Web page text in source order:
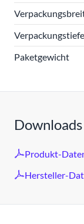
Verpackungstiefe
Paketgewicht
Downloads
Produkt-
Hersteller-